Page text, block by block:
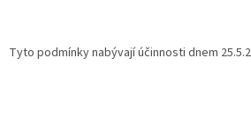
Tyto podmínky nabývají účinnosti dnem